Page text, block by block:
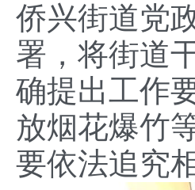
侨兴街道党
署，将街道
确提出工作
放烟花爆竹
要依法追究